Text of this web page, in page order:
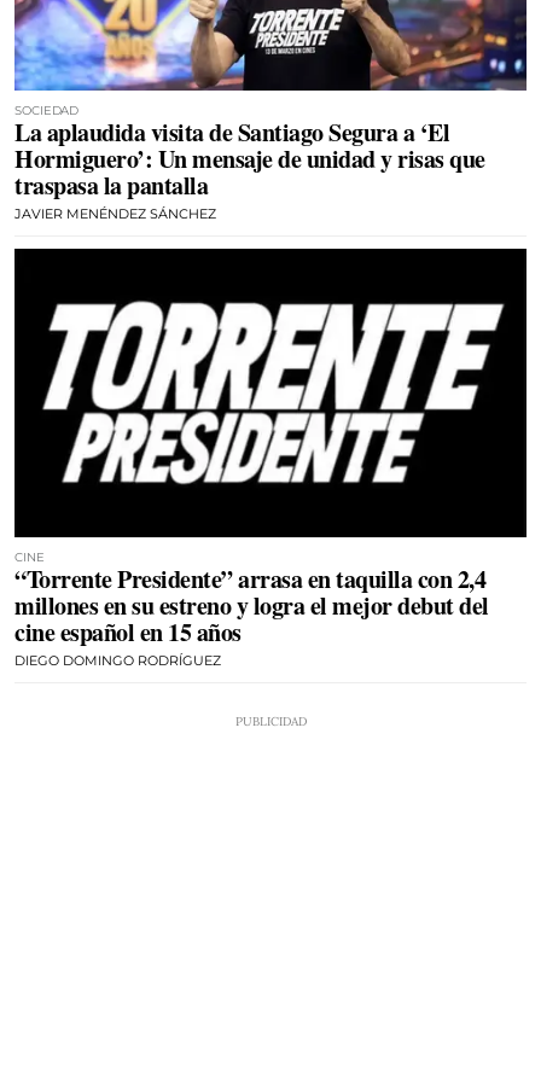
SOCIEDAD
La aplaudida visita de Santiago Segura a ‘El
Hormiguero’: Un mensaje de unidad y risas que
traspasa la pantalla
JAVIER MENÉNDEZ SÁNCHEZ
CINE
“Torrente Presidente” arrasa en taquilla con 2,4
millones en su estreno y logra el mejor debut del
cine español en 15 años
DIEGO DOMINGO RODRÍGUEZ